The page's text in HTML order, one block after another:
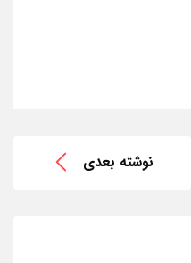
نوشته بعدی